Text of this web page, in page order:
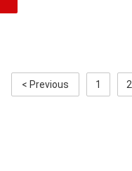
< Previous 1 2